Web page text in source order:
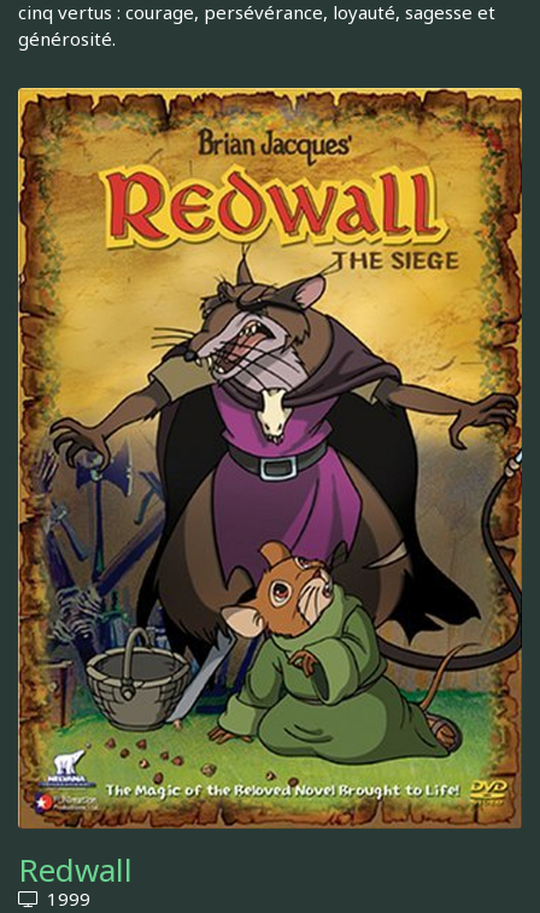
cinq vertus : courage, persévérance, loyauté, sagesse et
générosité.
Redwall
1999